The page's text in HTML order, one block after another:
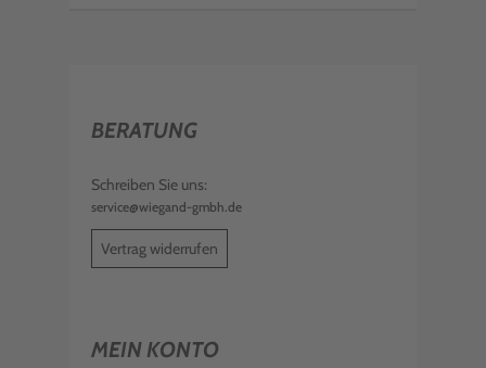
BERATUNG
Schreiben Sie uns:
service@wiegand-gmbh.de
Vertrag widerrufen
MEIN KONTO